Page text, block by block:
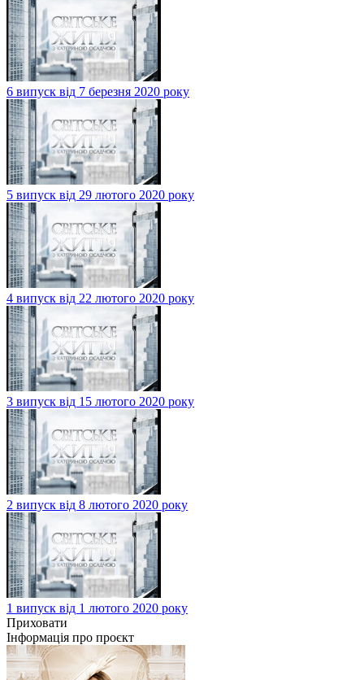
6 випуск від 7 березня 2020 року
5 випуск від 29 лютого 2020 року
4 випуск від 22 лютого 2020 року
3 випуск від 15 лютого 2020 року
2 випуск від 8 лютого 2020 року
1 випуск від 1 лютого 2020 року
Приховати
Інформація про проєкт